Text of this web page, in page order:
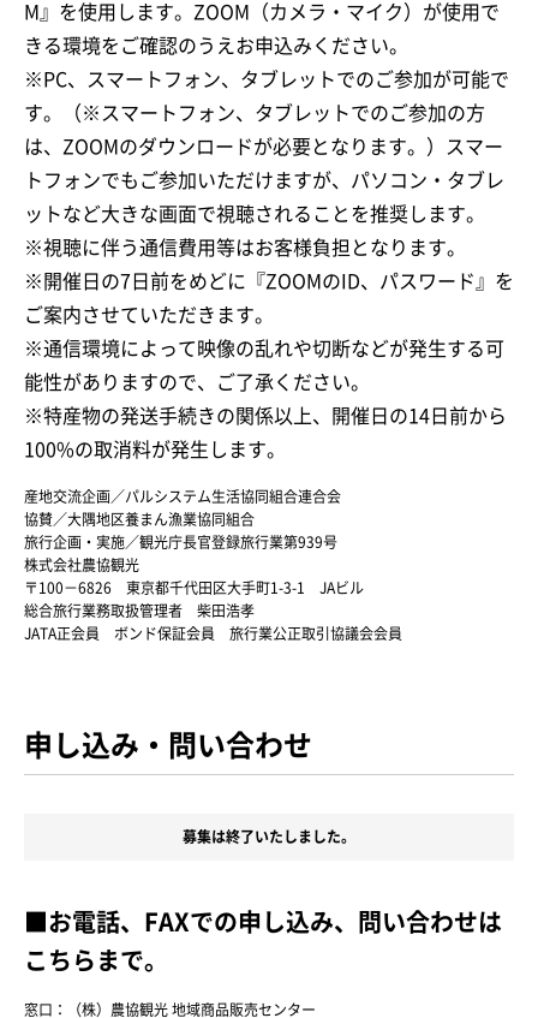
M』を使用します。ZOOM（カメラ・マイク）が使用で
きる環境をご確認のうえお申込みください。
※PC、スマートフォン、タブレットでのご参加が可能で
す。（※スマートフォン、タブレットでのご参加の方
は、ZOOMのダウンロードが必要となります。）スマー
トフォンでもご参加いただけますが、パソコン・タブレ
ットなど大きな画面で視聴されることを推奨します。
※視聴に伴う通信費用等はお客様負担となります。
※開催日の7日前をめどに『ZOOMのID、パスワード』を
ご案内させていただきます。
※通信環境によって映像の乱れや切断などが発生する可
能性がありますので、ご了承ください。
※特産物の発送手続きの関係以上、開催日の14日前から
100%の取消料が発生します。
産地交流企画／パルシステム生活協同組合連合会
協賛／大隅地区養まん漁業協同組合
旅行企画・実施／観光庁長官登録旅行業第939号
株式会社農協観光
〒100－6826 東京都千代田区大手町1-3-1 JAビル
総合旅行業務取扱管理者 柴田浩孝
JATA正会員 ボンド保証会員 旅行業公正取引協議会会員
申し込み・問い合わせ
募集は終了いたしました。
■お電話、FAXでの申し込み、問い合わせは
こちらまで。
窓口：（株）農協観光 地域商品販売センター